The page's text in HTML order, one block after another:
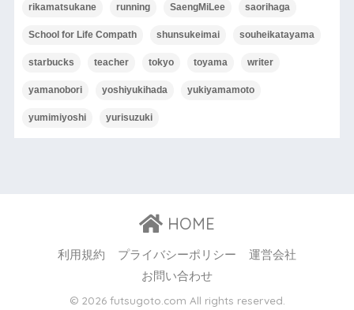
rikamatsukane running SaengMiLee saorihaga
School for Life Compath shunsukeimai souheikatayama
starbucks teacher tokyo toyama writer
yamanobori yoshiyukihada yukiyamamoto
yumimiyoshi yurisuzuki
HOME
利用規約 プライバシーポリシー
運営会社
お問い合わせ
© 2026 futsugoto.com All rights reserved.